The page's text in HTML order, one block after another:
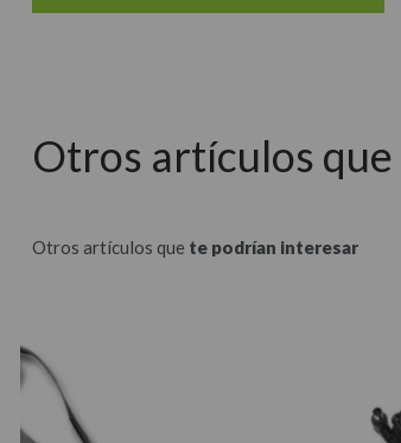
Otros artículos que
Otros artículos que te podrían interesar